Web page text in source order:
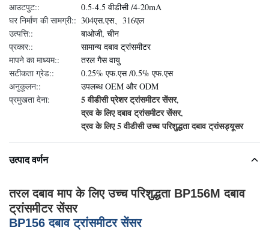
आउटपुट::
0.5-4.5 वीडीसी /4-20mA
घर निर्माण की सामग्री:: 304एस.एस、316एल
उत्पत्ति::
बाओजी, चीन
प्रकार::
सामान्य दबाव ट्रांसमीटर
मापने का माध्यम::
तरल गैस वायु
सटीकता ग्रेड::
0.25% एफ.एस /0.5% एफ.एस
अनुकूलन::
उपलब्ध OEM और ODM
प्रमुखता देना:
5 वीडीसी प्रेशर ट्रांसमीटर सेंसर,
द्रव के लिए दबाव ट्रांसमीटर सेंसर,
द्रव के लिए 5 वीडीसी उच्च परिशुद्धता दबाव ट्रांसड्यूसर
उत्पाद वर्णन
तरल दबाव माप के लिए उच्च परिशुद्धता BP156M दबाव
ट्रांसमीटर सेंसर
BP156 दबाव ट्रांसमीटर सेंसर